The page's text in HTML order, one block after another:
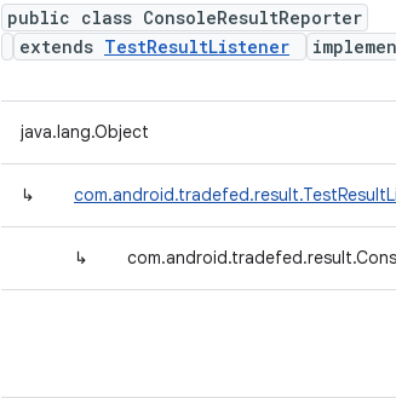
public class ConsoleResultReporter
extends TestResultListener
java.lang.Object
↳
↳